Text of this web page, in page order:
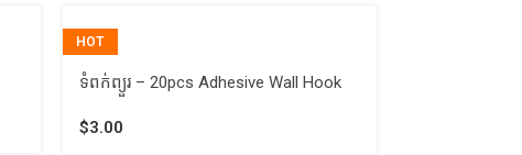
HOT
ទំពក់ព្យួរ – 20pcs Adhesive Wall Hook
$3.00